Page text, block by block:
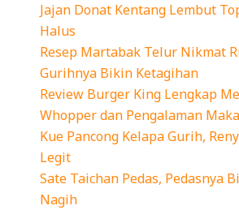
Jajan Donat Kentang Lembut
Halus
Resep Martabak Telur Nikmat
Gurihnya Bikin Ketagihan
Review Burger King Lengkap
Whopper dan Pengalaman
Kue Pancong Kelapa Gurih,
Legit
Sate Taichan Pedas, Pedasnya
Nagih